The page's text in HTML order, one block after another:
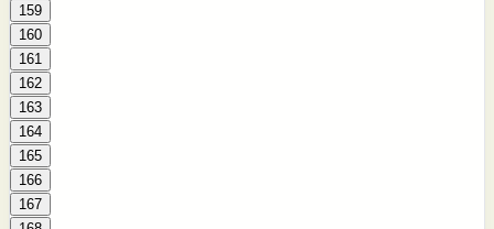
159
160
161
162
163
164
165
166
167